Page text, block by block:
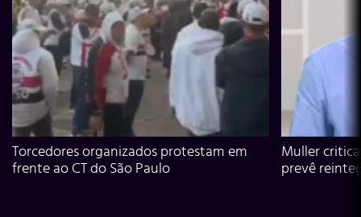
Torcedores organizados protestam em
frente ao CT do São Paulo
Muller
prevê